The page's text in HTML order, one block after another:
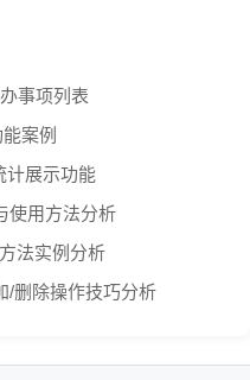
事项列表
案例
计展示功能
使用方法分析
法实例分析
/删除操作技巧分析